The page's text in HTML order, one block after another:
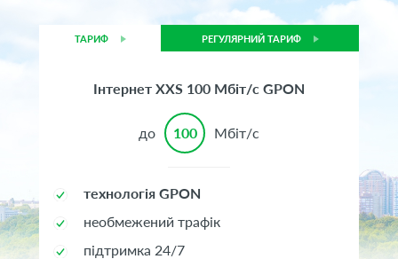
ТАРИФ РЕГУЛЯРНИЙ ТАРИФ
Інтернет XXS 100 Мбіт/с GPON
до 100 Мбіт/с
технологія GPON
необмежений трафік
підтримка 24/7